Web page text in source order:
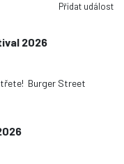
Přidat událost
2026
Burger Street